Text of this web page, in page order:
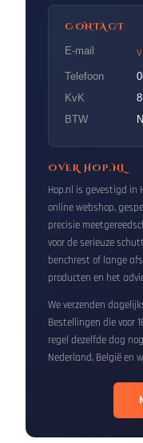
CONTACT
E-mail
Telefoon
KvK
BTW
OVER HOP.NL
Hop.nl is gevestigd in
online webshop,
precisie
voor de serieuze
benchrest of lange
producten en het
We verzenden
Bestellingen die voor
regel dezelfde dag
Nederland, België en